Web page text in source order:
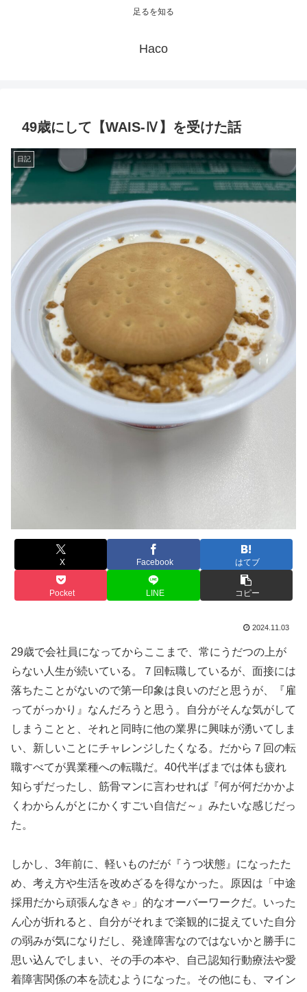
足るを知る
Haco
49歳にして【WAIS-Ⅳ】を受けた話
日記
X Facebook はてブ
Pocket LINE コピー
2024.11.03
29歳で会社員になってからここまで、常にうだつの上が
らない人生が続いている。７回転職しているが、面接には
落ちたことがないので第一印象は良いのだと思うが、『雇
ってがっかり』なんだろうと思う。自分がそんな気がして
しまうことと、それと同時に他の業界に興味が湧いてしま
い、新しいことにチャレンジしたくなる。だから７回の転
職すべてが異業種への転職だ。40代半ばまでは体も疲れ
知らずだったし、筋骨マンに言わせれば『何が何だかかよ
くわからんがとにかくすごい自信だ～』みたいな感じだっ
た。
しかし、3年前に、軽いものだが『うつ状態』になったた
め、考え方や生活を改めざるを得なかった。原因は「中途
採用だから頑張んなきゃ」的なオーバーワークだ。いった
ん心が折れると、自分がそれまで楽観的に捉えていた自分
の弱みが気になりだし、発達障害なのではないかと勝手に
思い込んでしまい、その手の本や、自己認知行動療法や愛
着障害関係の本を読むようになった。その他にも、マイン